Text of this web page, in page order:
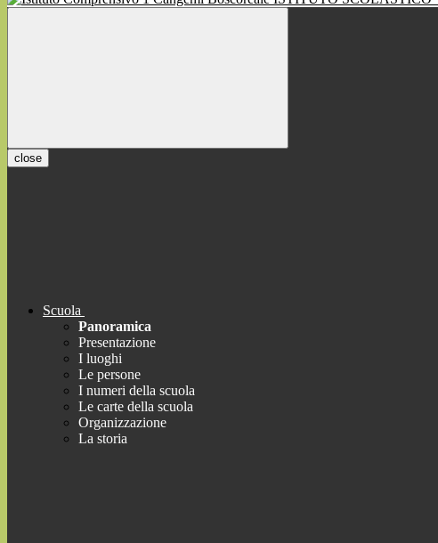
close
Scuola
Panoramica
Presentazione
I luoghi
Le persone
I numeri della scuola
Le carte della scuola
Organizzazione
La storia